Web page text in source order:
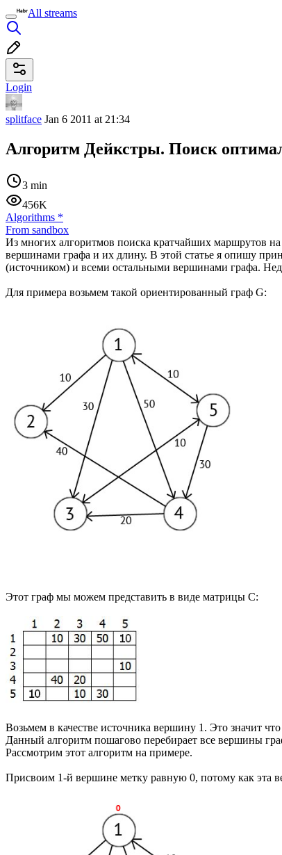
All streams
Login
splitface Jan 6 2011 at 21:34
Алгоритм Дейкстры. Поиск
3 min
456K
Algorithms *
From sandbox
Из многих алгоритмов поиска кратчайших маршрутов
вершинами графа и их длину. В этой статье я опишу
(источником) и всеми остальными вершинами графа.
Для примера возьмем такой ориентированный граф G:
Этот граф мы можем представить в виде матрицы С:
Возьмем в качестве источника вершину 1. Это значит
Данный алгоритм пошагово перебирает все вершины
Рассмотрим этот алгоритм на примере.
Присвоим 1-й вершине метку равную 0, потому как эта